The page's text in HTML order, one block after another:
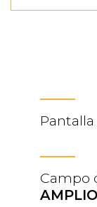
Campo
AMPLIO